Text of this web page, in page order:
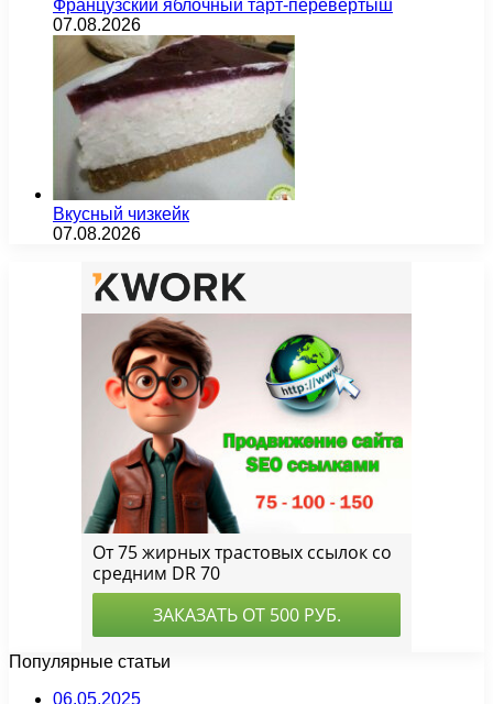
Французский яблочный тарт-перевертыш
07.08.2026
Вкусный чизкейк
07.08.2026
Популярные статьи
06.05.2025